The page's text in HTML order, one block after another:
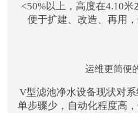
<50%以上，高度在4.10米
便于扩建、改造、再用
运维更简便
V型滤池净水设备现状对
单步骤少，自动化程度高